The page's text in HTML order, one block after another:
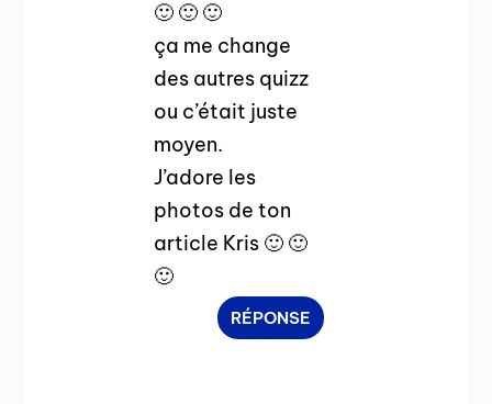
🙂 🙂 🙂
ça me change
des autres quizz
ou c’était juste
moyen.
J’adore les
photos de ton
article Kris 🙂 🙂
🙂
RÉPONSE